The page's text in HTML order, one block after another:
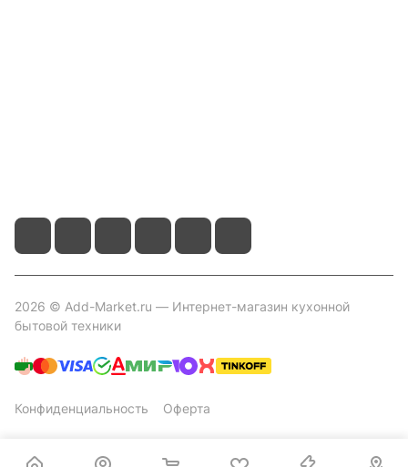
2026 © Add-Market.ru — Интернет-магазин кухонной
бытовой техники
Конфиденциальность Оферта